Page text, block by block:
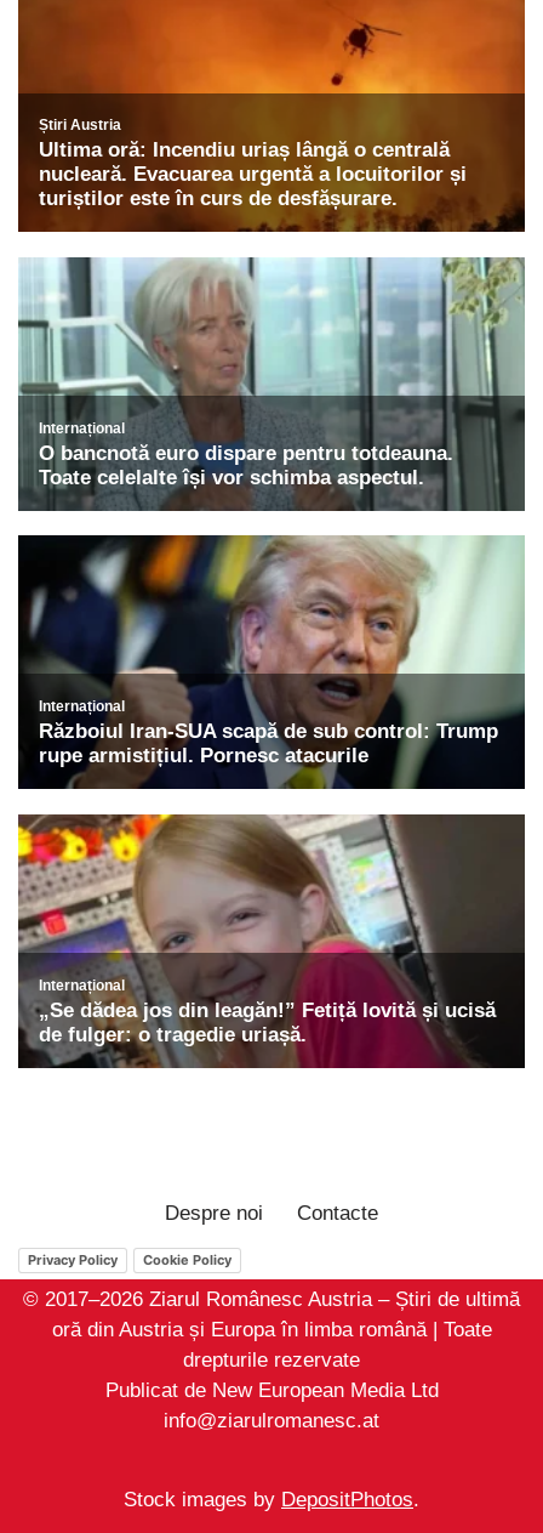
Despre noi Contacte
Privacy Policy Cookie Policy
© 2017–2026 Ziarul Românesc Austria – Știri de ultimă
oră din Austria și Europa în limba română | Toate
drepturile rezervate
Publicat de New European Media Ltd
info@ziarulromanesc.at
Stock images by DepositPhotos.